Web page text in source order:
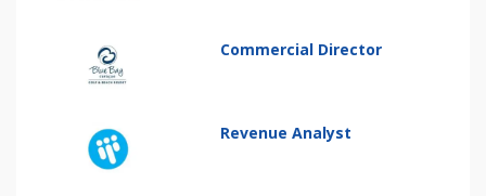
Commercial Director
Revenue Analyst